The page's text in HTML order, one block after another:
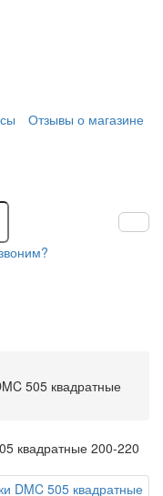
Отзывы о магазине
505 квадратные
квадратные 200-220